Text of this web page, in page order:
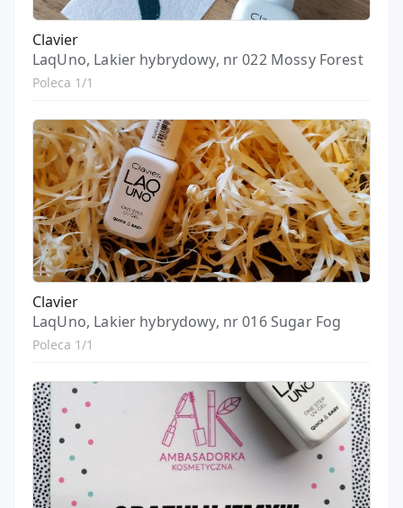
Clavier
LaqUno, Lakier hybrydowy, nr 022 Mossy Forest
Poleca 1/1
Clavier
LaqUno, Lakier hybrydowy, nr 016 Sugar Fog
Poleca 1/1